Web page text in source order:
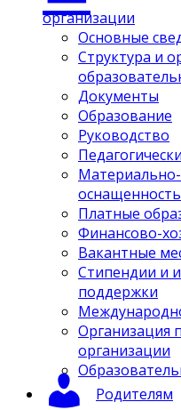
организации
Основные
Структура и
Документы
Образование
Руководство
Материально-
Платные
Финансово-
Вакантные
Стипендии и
поддержки
Организация
организации
Родителям